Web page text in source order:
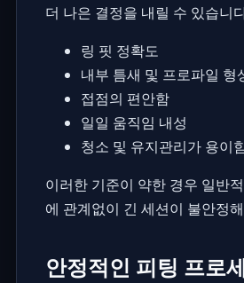
더 나은 결정을 내릴 수 있습니
링 핏 정확도
내부 틈새 및 프로파일 형
접점의 편안함
일일 움직임 내성
청소 및 유지관리가 용이
이러한 기준이 약한 경우 일반
에 관계없이 긴 세션이 불안정
안정적인 피팅 프로